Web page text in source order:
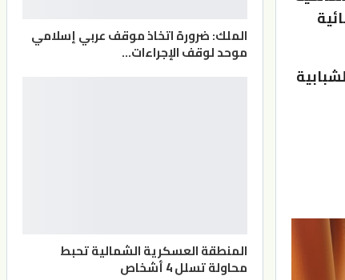
الملك: ضرورة اتخاذ موقف عربي إسلامي
موحد لوقف الإجراءات…
المنطقة العسكرية الشمالية تحبط
محاولة تسلل 4 أشخاص